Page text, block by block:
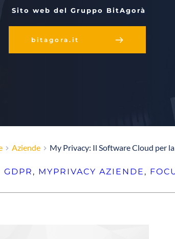
Sito web del Gruppo BitAgorà
bitagora.it
Aziende My Privacy: Il Software Cloud per
GDPR , MYPRIVACY AZIENDE ,